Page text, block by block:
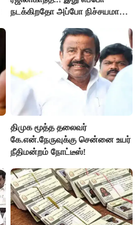
நடக்கிறதோ அப்போ நிச்சயமாக
ரஜினிகாந்த்..!
திமுக மூத்த தலைவர்
கே.என்.நேருவுக்கு சென்னை உயர்
நீதிமன்றம் நோட்டீஸ்!